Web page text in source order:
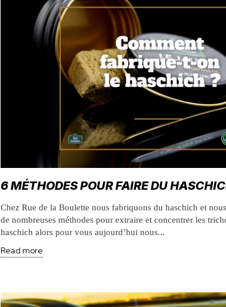
6 MÉTHODES POUR FAIRE DU
Chez Rue de la Boulette nous fabriquons du haschich et
de nombreuses méthodes pour extraire et concentrer les
haschich alors pour vous aujourd’hui nous...
Read more